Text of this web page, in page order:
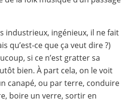
industrieux, ingénieux, il ne fait
qu’est-ce que ça veut dire ?)
si ce n’est gratter sa
bien. À part cela, on le voit
canapé, ou par terre, conduire
boire un verre, sortir en